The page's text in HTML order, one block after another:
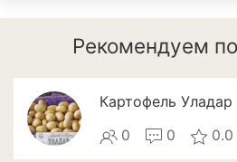
Подсолнечник
Редис
Редька
Рекомендуем
Картофель Уладар
0 0 0.0